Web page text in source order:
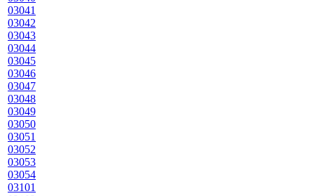
03041
03042
03043
03044
03045
03046
03047
03048
03049
03050
03051
03052
03053
03054
03101